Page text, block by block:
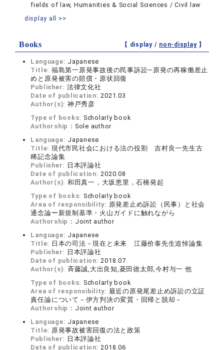
fields of law, Humanities & Social Sciences / Civil law
display all >>
Books 【 display / non-display】
Language: Japanese
Title: 福島第一原発事故後の民事訴訟―原発の再稼働差止
めと原発被害の賠償・原状回復
Publisher: 法律文化社
Date of publication:2021.03
Author(s): 神戸秀彦
Type of books: Scholarly book
Authorship： Sole author
Language: Japanese
Title: 現代市民社会における法の役割 吉村良一先生古
稀記念論集
Publisher: 日本評論社
Date of publication:2020.08
Author(s): 和田真一，大坂恵里，石橋発起
Type of books: Scholarly book
Area of responsibility: 原発差止め訴訟（民事）と社会
通念論ー新規制基準・火山ガイドに触れながら
Authorship： Joint author
Language: Japanese
Title: 日本の司法－現在と未来 江藤价泰先生追悼論集
Publisher: 日本評論社
Date of publication:2018.07
Author(s): 斉藤誠,大出良知,菱田徳太郎,今村与一 他
Type of books: Scholarly book
Area of responsibility: 最近の原発尾差止め訴訟の立証
責任論について－伊方判決の変質・回帰と脱却－
Authorship： Joint author
Language: Japanese
Title: 原発事故被害回復の法と政策
Publisher: 日本評論社
Date of publication:2018.06